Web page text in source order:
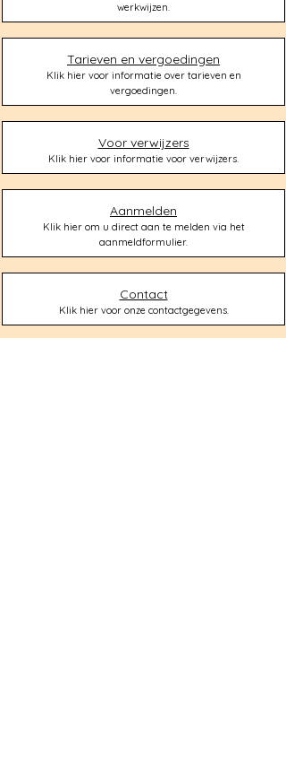
werkwijzen.
Tarieven en vergoedingen
Klik hier voor informatie over tarieven en
vergoedingen.
Voor verwijzers
Klik hier voor informatie voor verwijzers.
Aanmelden
Klik hier om u direct aan te melden via het
aanmeldformulier.
Contact
Klik hier voor onze contactgegevens.